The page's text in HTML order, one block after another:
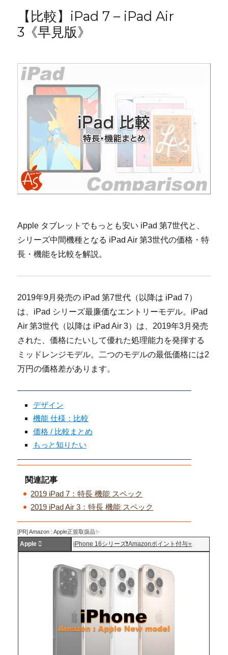
【比較】iPad 7 – iPad Air
3《早見版》
Apple タブレットでもっとも安い iPad 第7世代と、
シリーズ中間機種となる iPad Air 第3世代の価格・特
長・機能を比較を解説。
2019年9月発売の iPad 第7世代（以降は iPad 7）
は、iPad シリーズ最廉価なエントリーモデル。iPad
Air 第3世代（以降は iPad Air 3）は、2019年3月発売
された、価格にたいして優れた処理能力を発揮する
ミッドレンジモデル。二つのモデルの最低価格には2
万円の価格差があります。
デザイン
機能 仕様：比較
価格 / 比較まとめ
もっと知りたい
関連記事
2019 iPad 7：特長 機能 スペック
2019 iPad Air 3：特長 機能 スペック
[PR] Amazon : Apple正規取扱品✨
Apple  iPhone 16シリーズ❗️Amazonポイント付与⭐️